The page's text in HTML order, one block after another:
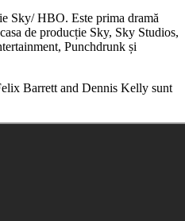
Sky/ HBO. Este prima dramă
de producție Sky, Sky Studios,
Punchdrunk și
Barrett and Dennis Kelly sunt